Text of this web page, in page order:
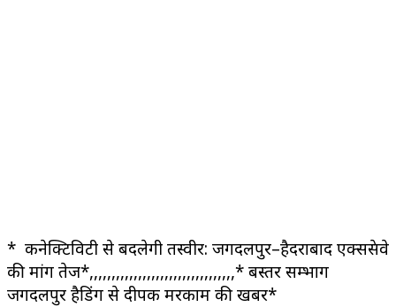
* कनेक्टिविटी से बदलेगी तस्वीर: जगदलपुर–हैदराबाद एक्सप्रेसवे
की मांग तेज*,,,,,,,,,,,,,,,,,,,,,,,,,,,,,,,,,* बस्तर सम्भाग
जगदलपुर हैडिंग से दीपक मरकाम की खबर*